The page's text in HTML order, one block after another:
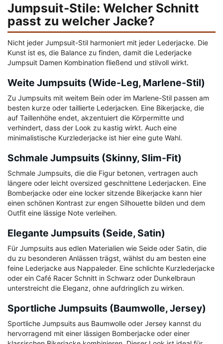
Jumpsuit-Stile: Welcher Schnitt
passt zu welcher Jacke?
Nicht jeder Jumpsuit-Stil harmoniert mit jeder Lederjacke. Die
Kunst ist es, die Balance zu finden, damit die Lederjacke
Jumpsuit Damen Kombination fließend und stilvoll wirkt.
Weite Jumpsuits (Wide-Leg, Marlene-Stil)
Zu Jumpsuits mit weitem Bein oder im Marlene-Stil passen am
besten kurze oder taillierte Lederjacken. Eine Bikerjacke, die
auf Taillenhöhe endet, akzentuiert die Körpermitte und
verhindert, dass der Look zu kastig wirkt. Auch eine
minimalistische Kurzlederjacke ist hier eine gute Wahl.
Schmale Jumpsuits (Skinny, Slim-Fit)
Schmale Jumpsuits, die die Figur betonen, vertragen auch
längere oder leicht oversized geschnittene Lederjacken. Eine
Bomberjacke oder eine locker sitzende Bikerjacke kann hier
einen schönen Kontrast zur engen Silhouette bilden und dem
Outfit eine lässige Note verleihen.
Elegante Jumpsuits (Seide, Satin)
Für Jumpsuits aus edlen Materialien wie Seide oder Satin, die
du zu besonderen Anlässen trägst, wählst du am besten eine
feine Lederjacke aus Nappaleder. Eine schlichte Kurzlederjacke
oder ein Café Racer Schnitt in Schwarz oder Dunkelbraun
unterstreicht die Eleganz, ohne aufdringlich zu wirken.
Sportliche Jumpsuits (Baumwolle, Jersey)
Sportliche Jumpsuits aus Baumwolle oder Jersey kannst du
hervorragend mit einer lässigen Bomberjacke oder einer